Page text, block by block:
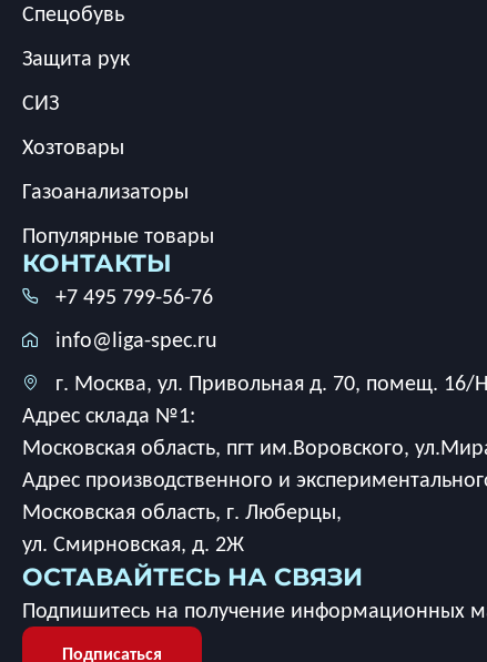
Спецобувь
Защита рук
СИЗ
Хозтовары
Газоанализаторы
Популярные товары
КОНТАКТЫ
+7 495 799-56-76
info@liga-spec.ru
г. Москва, ул. Привольная д. 70, помещ. 16/Н
Адрес склада №1:
Московская область, пгт им.Воровского,
Адрес производственного и
Московская область, г. Люберцы,
ул. Смирновская, д. 2Ж
ОСТАВАЙТЕСЬ НА СВЯЗИ
Подпишитесь на получение информационных
Подписаться